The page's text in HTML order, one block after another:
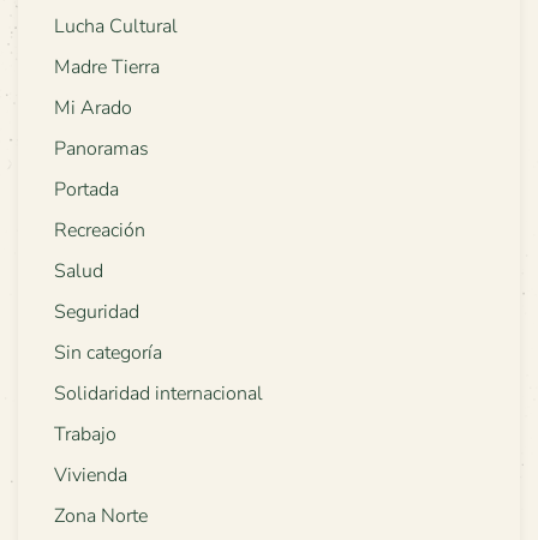
Lucha Cultural
Madre Tierra
Mi Arado
Panoramas
Portada
Recreación
Salud
Seguridad
Sin categoría
Solidaridad internacional
Trabajo
Vivienda
Zona Norte